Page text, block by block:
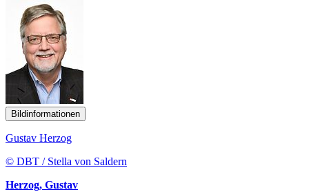
Bildinformationen
Gustav Herzog
© DBT / Stella von Saldern
Herzog, Gustav